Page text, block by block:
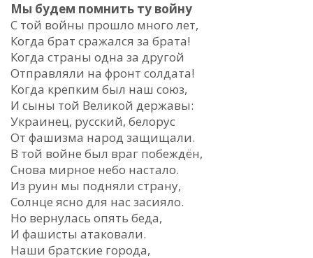
Мы будем помнить ту войну
С той войны прошло много лет,
Когда брат сражался за брата!
Когда страны одна за другой
Отправляли на фронт солдата!
Когда крепким был наш союз,
И сыны той Великой державы:
Украинец, русский, белорус
От фашизма народ защищали.
В той войне был враг побеждён,
Снова мирное небо настало.
Из руин мы подняли страну,
Солнце ясно для нас засияло.
Но вернулась опять беда,
И фашисты атаковали.
Наши братские города,